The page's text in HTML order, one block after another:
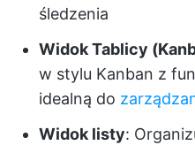
śledzenia
Widok Tablicy
w stylu Kanban z
idealną do
Widok listy: